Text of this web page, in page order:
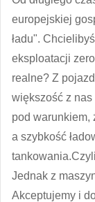
europejskiej
ładu".
eksploatacji
realne? Z
większość z nas
pod warunkiem,
a szybkość
Jednak z
Akceptujemy i